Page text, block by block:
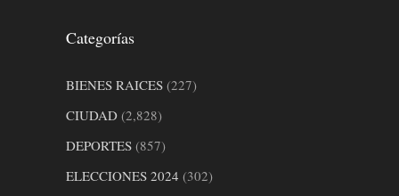
Categorías
BIENES RAICES (227)
CIUDAD (2,828)
DEPORTES (857)
ELECCIONES 2024 (302)